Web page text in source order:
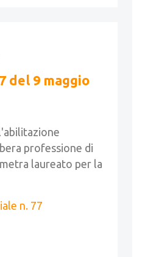
del 9 maggio
professione di
laureato per la
n. 77